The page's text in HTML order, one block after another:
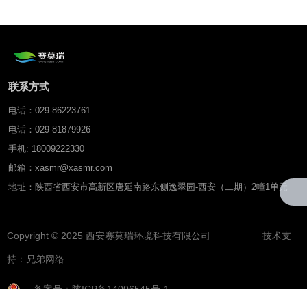
联系方式
电话：029-86223761
电话：029-81879926
手机: 18009222330
邮箱：xasmr@xasmr.com
地址：陕西省西安市高新区唐延南路东侧逸翠园-西安（二期）2幢1单元
Copyright © 2025 西安赛莫瑞环境科技有限公司 技术支
持： 兄弟网络